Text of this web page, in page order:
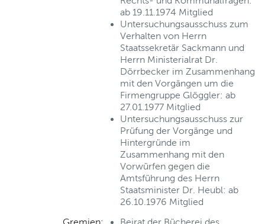
ab 19.11.1974 Mitglied
Untersuchungsausschuss zum
Verhalten von Herrn
Staatssekretär Sackmann und
Herrn Ministerialrat Dr.
Dörrbecker im Zusammenhang
mit den Vorgängen um die
Firmengruppe Glöggler: ab
27.01.1977 Mitglied
Untersuchungsausschuss zur
Prüfung der Vorgänge und
Hintergründe im
Zusammenhang mit den
Vorwürfen gegen die
Amtsführung des Herrn
Staatsminister Dr. Heubl: ab
26.10.1976 Mitglied
Gremien:
Beirat der Bücherei des